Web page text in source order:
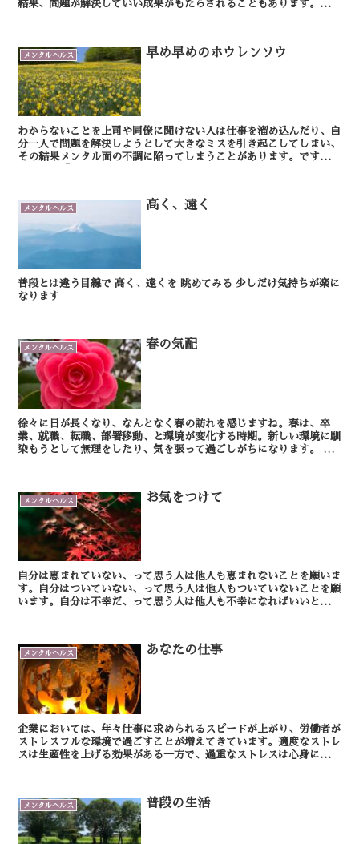
結果、問題が解決していい成果がもたらされることもあります。で
メンタルヘルス 早め早めのホウレンソウ
わからないことを上司や同僚に聞けない人は仕事を溜め込んだり、自
分一人で問題を解決しようとして大きなミスを引き起こしてしまい、
その結果メンタル面の不調に陥ってしまうことがあります。ですか
メンタルヘルス 高く、遠く
普段とは違う目線で 高く、遠くを 眺めてみる 少しだけ気持ちが楽に
なります
メンタルヘルス 春の気配
徐々に日が長くなり、なんとなく春の訪れを感じますね。春は、卒
業、就職、転職、部署移動、と環境が変化する時期。新しい環境に馴
染もうとして無理をしたり、気を張って過ごしがちになります。 当
メンタルヘルス お気をつけて
自分は恵まれていない、って思う人は他人も恵まれないことを願いま
す。自分はついていない、って思う人は他人もついていないことを願
います。自分は不幸だ、って思う人は他人も不幸になればいいと願い
メンタルヘルス あなたの仕事
企業においては、年々仕事に求められるスピードが上がり、労働者が
ストレスフルな環境で過ごすことが増えてきています。適度なストレ
スは生産性を上げる効果がある一方で、過重なストレスは心身に悪い
メンタルヘルス 普段の生活